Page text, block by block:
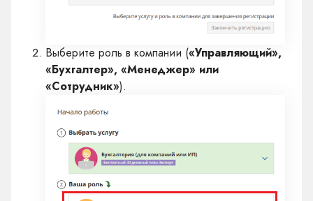
Выберите роль в компании («Управляющий»,
«Бухгалтер», «Менеджер» или
«Сотрудник»).